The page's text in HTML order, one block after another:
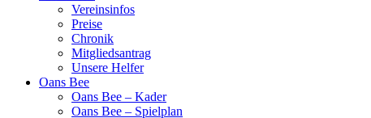
Vereinsinfos
Preise
Chronik
Mitgliedsantrag
Unsere Helfer
Oans Bee
Oans Bee – Kader
Oans Bee – Spielplan